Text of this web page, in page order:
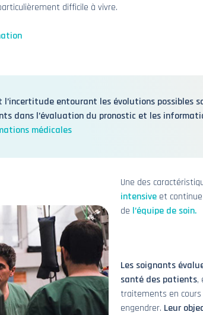
difficile à vivre.
entourant les évolutions possibles
dans l’évaluation du pronostic et les
médicales
Une des
intensive et
de l’équipe de soin.
Les soignants
santé des patients,
traitements en
engendrer. Leur